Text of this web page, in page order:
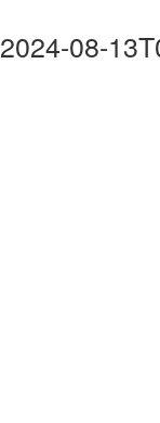
2024-08-